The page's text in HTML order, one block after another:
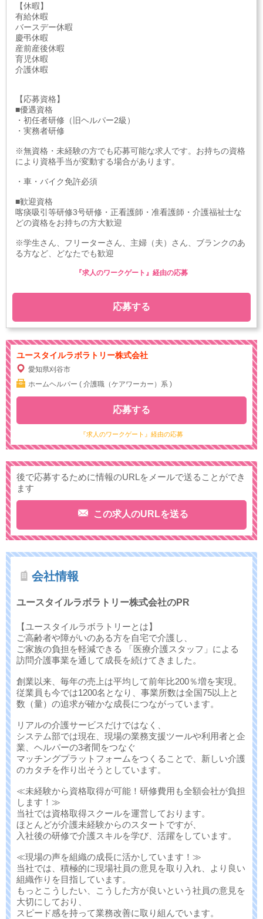
【休暇】
有給休暇
バースデー休暇
慶弔休暇
産前産後休暇
育児休暇
介護休暇
【応募資格】
■優遇資格
・初任者研修（旧ヘルパー2級）
・実務者研修
※無資格・未経験の方でも応募可能な求人です。お持ちの資格
により資格手当が変動する場合があります。
・車・バイク免許必須
■歓迎資格
喀痰吸引等研修3号研修・正看護師・准看護師・介護福祉士な
どの資格をお持ちの方大歓迎
※学生さん、フリーターさん、主婦（夫）さん、ブランクのあ
る方など、どなたでも歓迎
応募する
『求人のワークゲート』経由の応募
ユースタイルラボラトリー株式会社
愛知県刈谷市
ホームヘルパー ( 介護職（ケアワーカー）系 )
『求人のワークゲート』経由の応募
応募する
後で応募するために情報のURLをメールで送ることができ
ます
この求人のURLを送る
会社情報
ユースタイルラボラトリー株式会社のPR
【ユースタイルラボラトリーとは】
ご高齢者や障がいのある方を自宅で介護し、
ご家族の負担を軽減できる 「医療介護スタッフ」による
訪問介護事業を通して成長を続けてきました。
創業以来、毎年の売上は平均して前年比200％増を実現。
従業員も今では1200名となり、事業所数は全国75以上と
数（量）の追求が確かな成長につながっています。
リアルの介護サービスだけではなく、
システム部では現在、現場の業務支援ツールや利用者と企
業、ヘルパーの3者間をつなぐ
マッチングプラットフォームをつくることで、新しい介護
のカタチを作り出そうとしています。
≪未経験から資格取得が可能！研修費用も全額会社が負担
します！≫
当社では資格取得スクールを運営しております。
ほとんどが介護未経験からのスタートですが、
入社後の研修で介護スキルを学び、活躍をしています。
≪現場の声を組織の成長に活かしています！≫
当社では、積極的に現場社員の意見を取り入れ、より良い
組織作りを目指しています。
もっとこうしたい、こうした方が良いという社員の意見を
大切にしており、
スピード感を持って業務改善に取り組んでいます。